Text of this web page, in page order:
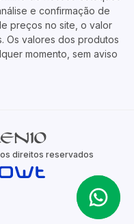
e confirmação de
preços no site, o valor
Os valores dos produtos
momento, sem aviso
direitos reservados